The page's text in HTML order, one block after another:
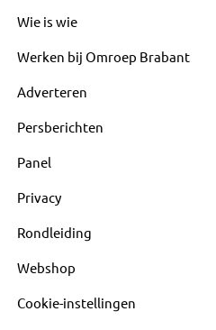
Wie is wie
Werken bij Omroep Brabant
Adverteren
Persberichten
Panel
Privacy
Rondleiding
Webshop
Cookie-instellingen